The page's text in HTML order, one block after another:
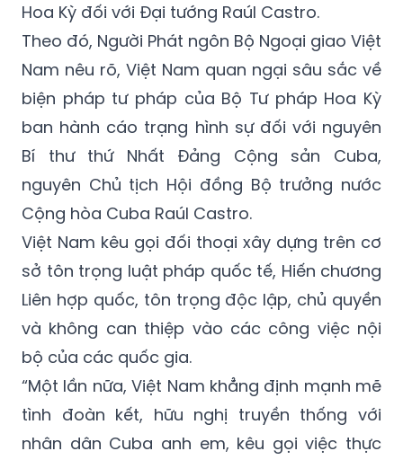
phóng viên đề nghị cho biết phản ứng của
Việt Nam trước cáo buộc của Bộ Tư pháp
Hoa Kỳ đối với Đại tướng Raúl Castro.
Theo đó, Người Phát ngôn Bộ Ngoại giao Việt
Nam nêu rõ, Việt Nam quan ngại sâu sắc về
biện pháp tư pháp của Bộ Tư pháp Hoa Kỳ
ban hành cáo trạng hình sự đối với nguyên
Bí thư thứ Nhất Đảng Cộng sản Cuba,
nguyên Chủ tịch Hội đồng Bộ trưởng nước
Cộng hòa Cuba Raúl Castro.
Việt Nam kêu gọi đối thoại xây dựng trên cơ
sở tôn trọng luật pháp quốc tế, Hiến chương
Liên hợp quốc, tôn trọng độc lập, chủ quyền
và không can thiệp vào các công việc nội
bộ của các quốc gia.
“Một lần nữa, Việt Nam khẳng định mạnh mẽ